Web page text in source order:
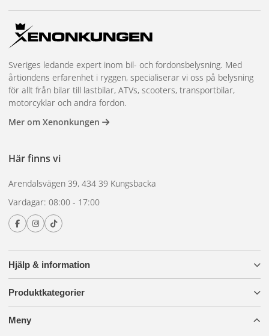
Hjälp & information
Produktkategorier
Meny
Sveriges ledande expert inom bil- och fordonsbelysning. Med
årtiondens erfarenhet i ryggen, specialiserar vi oss på belysning
för allt från bilar till lastbilar, ATVs, scooters, transportbilar,
motorcyklar och andra fordon.
Mer om Xenonkungen
Här finns vi
Arendalsvägen 39, 434 39 Kungsbacka
Vardagar: 08:00 - 17:00